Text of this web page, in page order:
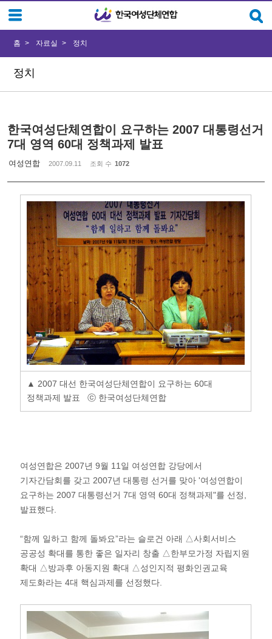
정치
홈 자료실 정치
한국여성단체연합이 요구하는 2007 대통령선거
7대 영역 60대 정책과제 발표
여성연합 2007.09.11 조회 수 1072
▲ 2007 대선 한국여성단체연합이 요구하는 60대
정책과제 발표 ⓒ 한국여성단체연합
여성연합은 2007년 9월 11일 여성연합 강당에서
기자간담회를 갖고 2007년 대통령 선거를 맞아 '여성연합이
요구하는 2007 대통령선거 7대 영역 60대 정책과제"를 선정,
발표했다.
“함께 일하고 함께 돌봐요”라는 슬로건 아래 △사회서비스
공공성 확대를 통한 좋은 일자리 창출 △한부모가정 자립지원
확대 △방과후 아동지원 확대 △성인지적 평화인권교육
제도화라는 4대 핵심과제를 선정했다.